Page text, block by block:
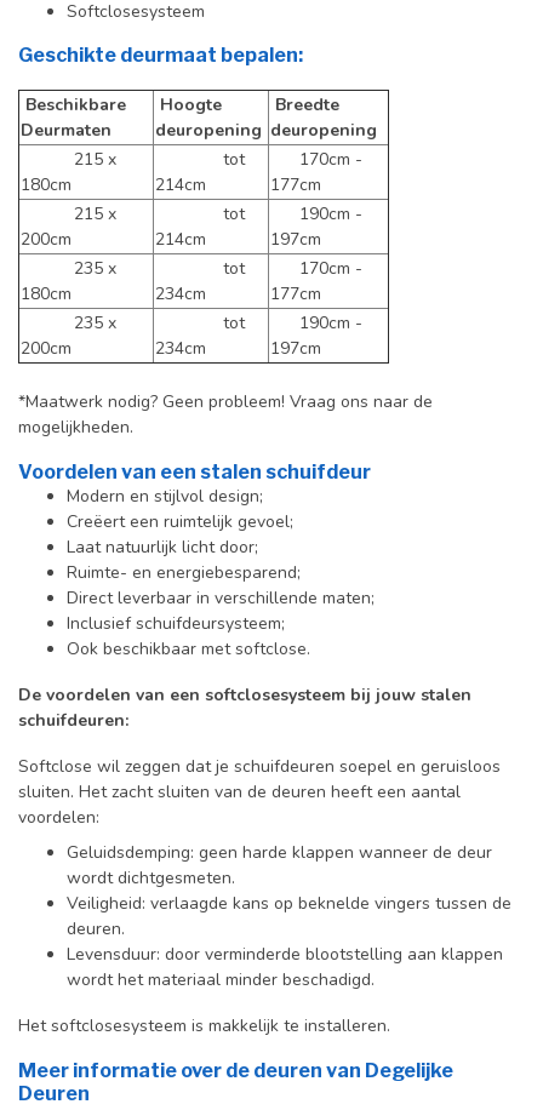
Softclosesysteem
Geschikte deurmaat bepalen:
Beschikbare
Deurmaten
Hoogte
deuropening
Breedte
deuropening
215 x
180cm
tot
214cm
170cm -
177cm
215 x
200cm
tot
214cm
190cm -
197cm
235 x
180cm
tot
234cm
170cm -
177cm
235 x
200cm
tot
234cm
190cm -
197cm
*Maatwerk nodig? Geen probleem! Vraag ons naar de
mogelijkheden.
Voordelen van een stalen schuifdeur
Modern en stijlvol design;
Creëert een ruimtelijk gevoel;
Laat natuurlijk licht door;
Ruimte- en energiebesparend;
Direct leverbaar in verschillende maten;
Inclusief schuifdeursysteem;
Ook beschikbaar met softclose.
De voordelen van een softclosesysteem bij jouw stalen
schuifdeuren:
Softclose wil zeggen dat je schuifdeuren soepel en geruisloos
sluiten. Het zacht sluiten van de deuren heeft een aantal
voordelen:
Geluidsdemping: geen harde klappen wanneer de deur
wordt dichtgesmeten.
Veiligheid: verlaagde kans op beknelde vingers tussen de
deuren.
Levensduur: door verminderde blootstelling aan klappen
wordt het materiaal minder beschadigd.
Het softclosesysteem is makkelijk te installeren.
Meer informatie over de deuren van Degelijke
Deuren